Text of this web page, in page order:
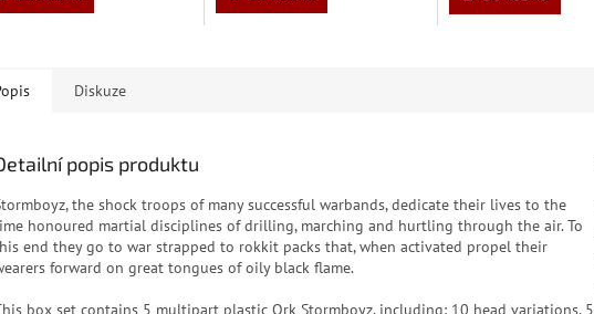
Diskuze
popis produktu
the shock troops of many successful warbands, dedicate their lives to the
honoured martial disciplines of drilling, marching and hurtling through the air. To
end they go to war strapped to rokkit packs that, when activated propel their
forward on great tongues of oily black flame.
box set contains 5 multipart plastic Ork Stormboyz, including: 10 head variations, 5